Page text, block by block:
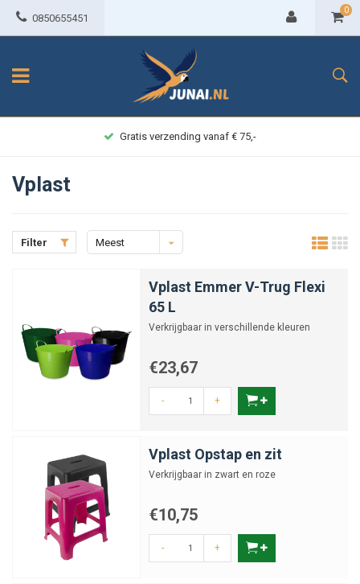
0850655451
0
Achteraf betalen
Vplast
Filter
Meest
Vplast Emmer V-Trug Flexi
65 L
Verkrijgbaar in verschillende kleuren
€23,67
- +
Vplast Opstap en zit
Verkrijgbaar in zwart en roze
€10,75
- +